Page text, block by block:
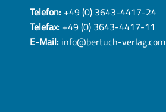
Telefon:+49 (0) 3643-4417-24
Telefax:+49 (0) 3643-4417-11
E-Mail:info@bertuch-verlag.com